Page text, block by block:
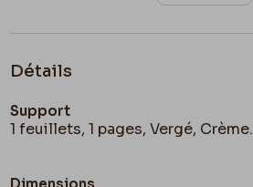
Détails
Support
1 feuillets, 1 pages, Vergé, Crème.